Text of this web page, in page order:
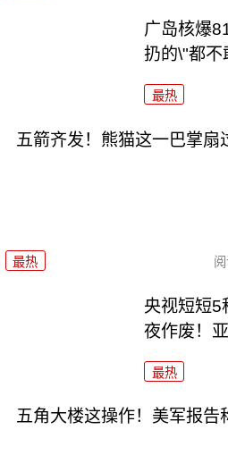
广岛核爆
扔的\"都不
最热
五箭齐发！熊猫这一巴掌扇
最热
央视短短5
夜作废！
最热
五角大楼这操作！美军报告